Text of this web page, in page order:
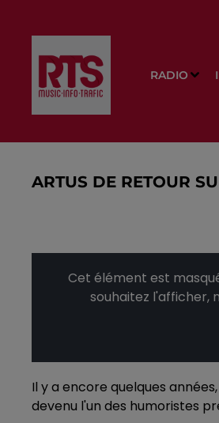
RADIO
ARTUS DE RETOUR
Cet élément est
souhaitez l'afficher,
Il y a encore quelques
devenu l'un des humoristes